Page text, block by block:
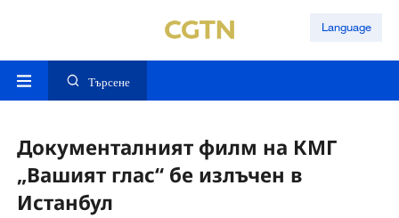
Language
Търсене
Документалният филм на КМГ
„Вашият глас“ бе излъчен в
Истанбул